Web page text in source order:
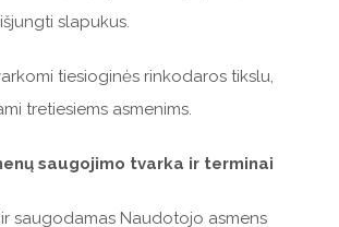
slapukus.
tiesioginės rinkodaros tikslu,
tretiesiems asmenims.
saugojimo tvarka ir terminai
ir saugodamas Naudotojo asmens